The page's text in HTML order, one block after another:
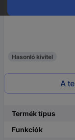
Hasonló kivitel
A
Termék típus
Funkciók